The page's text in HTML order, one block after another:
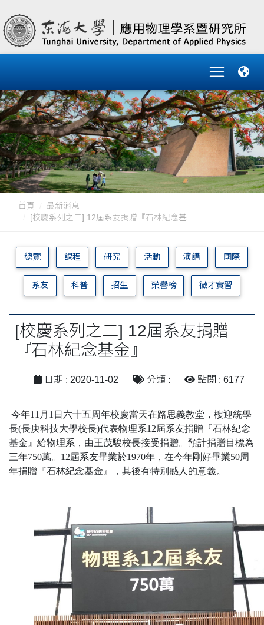
首頁
最新消息
[校慶系列之二] 12屆系友捐贈『石林紀念基....
總覽 課程 研究 活動 演講 國際
系友 科普 招生 榮譽榜 徵才實習
[校慶系列之二] 12屆系友捐贈
『石林紀念基金』
日期 : 2020-11-02 分類 : 點閱 : 6177
今年11 月 1 日六十五周年校慶當天在路思義教堂，樓迎統學
長(長庚科技大學校長)代表物理系12屆系友捐贈『石林紀念
基金』給物理系，由王茂駿校長接受捐贈。預計捐贈目標為
三年750萬。 12屆系友畢業於1970年，在今年剛好畢業50周
年捐贈『石林紀念基金』，其後有特別感人的意義。